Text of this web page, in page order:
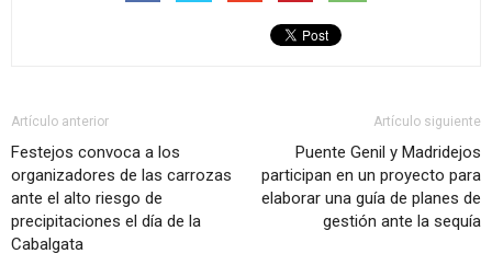
Artículo anterior
Festejos convoca a los
organizadores de las carrozas
ante el alto riesgo de
precipitaciones el día de la
Cabalgata
Artículo siguiente
Puente Genil y Madridejos
participan en un proyecto para
elaborar una guía de planes de
gestión ante la sequía